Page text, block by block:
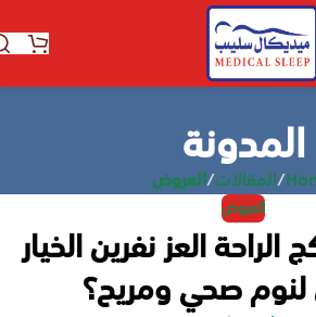
المدونة
/المقالات/العروض
العروض
الراحة العز نفرين الخيار
لنوم صحي ومريح؟